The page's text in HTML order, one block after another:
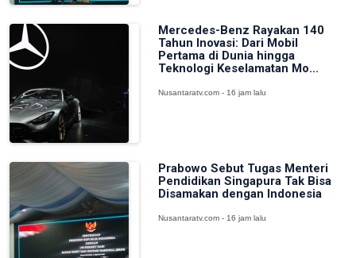
Mercedes-Benz Rayakan 140
Tahun Inovasi: Dari Mobil
Pertama di Dunia hingga
Teknologi Keselamatan Mo...
Nusantaratv.com - 16 jam lalu
Prabowo Sebut Tugas Menteri
Pendidikan Singapura Tak Bisa
Disamakan dengan Indonesia
Nusantaratv.com - 16 jam lalu